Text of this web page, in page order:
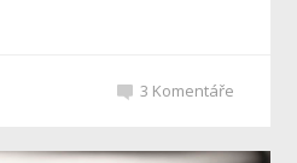
3 Komentáře